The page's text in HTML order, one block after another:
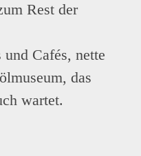
Rest der
Cafés, nette
das
wartet.